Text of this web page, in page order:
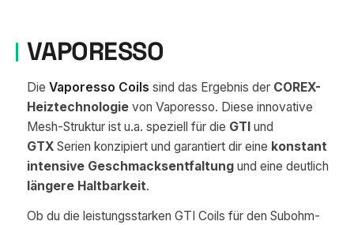
VAPORESSO
Die Vaporesso Coils sind das Ergebnis der COREX-
Heiztechnologievon Vaporesso. Diese innovative
Mesh-Struktur ist u.a. speziell für die GTIund
GTXSerien konzipiert und garantiert dir eine konstant
intensive Geschmacksentfaltungund eine deutlich
längere Haltbarkeit.
Ob du die leistungsstarken GTI Coils für den Subohm-